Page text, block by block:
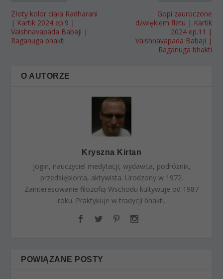
Złoty kolor ciała Radharani
| Kartik 2024 ep.9 |
Vaishnavapada Babaji |
Raganuga bhakti
Gopi zauroczone
dźwiękiem fletu | Kartik
2024 ep.11 |
Vaishnavapada Babaji |
Raganuga bhakti
O AUTORZE
Kryszna Kirtan
jogin, nauczyciel medytacji, wydawca, podróżnik,
przedsiębiorca, aktywista. Urodzony w 1972.
Zainteresowanie filozofią Wschodu kultywuje od 1987
roku. Praktykuje w tradycji bhakti.
POWIĄZANE POSTY